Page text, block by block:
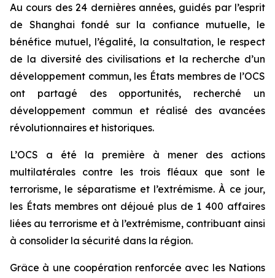
Au cours des 24 dernières années, guidés par l’esprit
de Shanghai fondé sur la confiance mutuelle, le
bénéfice mutuel, l’égalité, la consultation, le respect
de la diversité des civilisations et la recherche d’un
développement commun, les États membres de l’OCS
ont partagé des opportunités, recherché un
développement commun et réalisé des avancées
révolutionnaires et historiques.
L’OCS a été la première à mener des actions
multilatérales contre les trois fléaux que sont le
terrorisme, le séparatisme et l’extrémisme. À ce jour,
les États membres ont déjoué plus de 1 400 affaires
liées au terrorisme et à l’extrémisme, contribuant ainsi
à consolider la sécurité dans la région.
Grâce à une coopération renforcée avec les Nations